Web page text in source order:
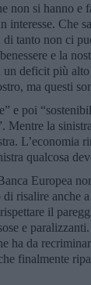
non si hanno e
interesse. Che
tanto non ci
e la
un deficit più
ma questi
e poi
Mentre la
L’economia
qualcosa
Europea
risalire anche
il
e
ha da
finalmente